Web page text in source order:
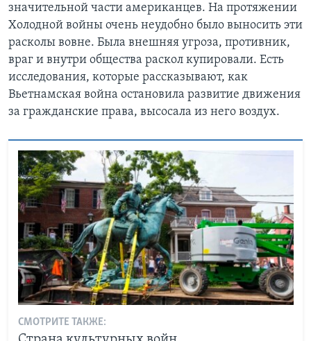
значительной части американцев. На протяжении
Холодной войны очень неудобно было выносить эти
расколы вовне. Была внешняя угроза, противник,
враг и внутри общества раскол купировали. Есть
исследования, которые рассказывают, как
Вьетнамская война остановила развитие движения
за гражданские права, высосала из него воздух.
СМОТРИТЕ ТАКЖЕ: